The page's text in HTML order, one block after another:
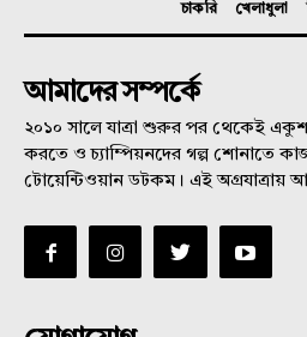
চাকরি
খেলাধুলা
আমাদের সম্পর্কে
২০১০ সালে যাত্রা শুরুর পর থেকেই
করতে ও চ্যাম্পিয়নদের গল্প শোনাতে
টোয়েন্টিওয়ান ডটকম। এই অগ্রযাত্রায়